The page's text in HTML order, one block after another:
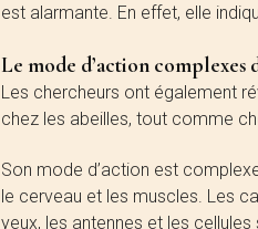
est alarmante. En effet, elle
Le mode d’action complexes
Les chercheurs ont également
chez les abeilles, tout comme
Son mode d’action est
le cerveau et les muscles. Les
yeux, les antennes et les